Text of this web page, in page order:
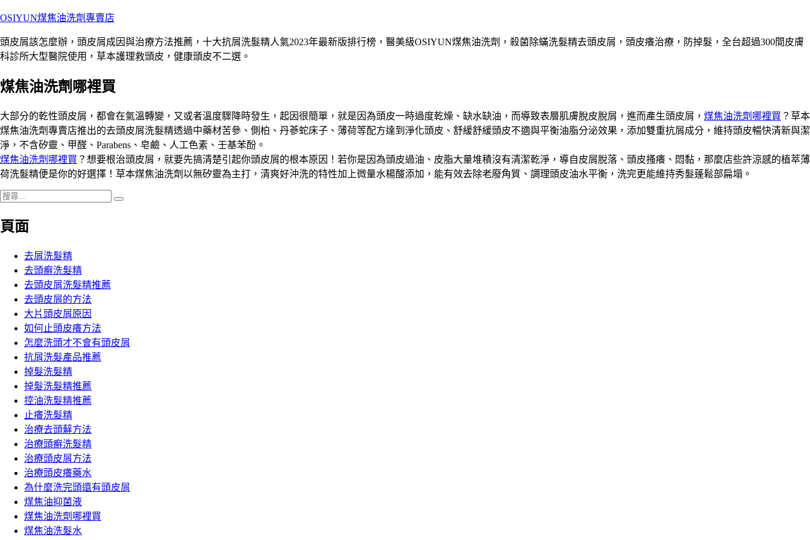
跳
主
要
容
OSIYUN煤焦油洗劑專賣店
頭皮屑該怎麼辦，頭皮屑成因與治療方法推薦，十大抗屑洗髮精人氣2023年最新版排行榜，醫美級OSIYUN煤焦油洗劑，殺菌除蟎洗髮精去頭皮屑，頭皮癢治療，防掉髮，全台超過300間皮膚
科診所大型醫院使用，草本護理救頭皮，健康頭皮不二選。
煤焦油洗劑哪裡買
大部分的乾性頭皮屑，都會在氣溫轉變，又或者溫度驟降時發生，起因很簡單，就是因為頭皮一時過度乾燥、缺水缺油，而導致表層肌膚脫皮脫屑，進而產生頭皮屑， 煤焦油洗劑哪裡買 ？草本
煤焦油洗劑專賣店推出的去頭皮屑洗髮精透過中藥材苦參、側柏、丹蔘蛇床子、薄荷等配方達到淨化頭皮、舒緩舒緩頭皮不適與平衡油脂分泌效果，添加雙重抗屑成分，維持頭皮暢快清新與潔
淨，不含矽靈、甲醛、Parabens、皂鹼、人工色素、壬基苯酚。
煤焦油洗劑哪裡買 ？想要根治頭皮屑，就要先搞清楚引起你頭皮屑的根本原因！若你是因為頭皮過油、皮脂大量堆積沒有清潔乾淨，導自皮屑脫落、頭皮搔癢、悶黏，那麼店些許涼感的植萃薄
荷洗髮精便是你的好選擇！草本煤焦油洗劑以無矽靈為主打，清爽好沖洗的特性加上微量水楊酸添加，能有效去除老廢角質、調理頭皮油水平衡，洗完更能維持秀髮蓬鬆部扁塌。
搜
關
頁面
去屑洗髮精
去頭癬洗髮精
去頭皮屑洗髮精推薦
去頭皮屑的方法
大片頭皮屑原因
如何止頭皮癢方法
怎麼洗頭才不會有頭皮屑
抗屑洗髮產品推薦
掉髮洗髮精
掉髮洗髮精推薦
控油洗髮精推薦
止癢洗髮精
治療去頭蘚方法
治療頭癬洗髮精
治療頭皮屑方法
治療頭皮癢藥水
為什麼洗完頭還有頭皮屑
煤焦油抑菌液
煤焦油洗劑哪裡買
煤焦油洗髮水